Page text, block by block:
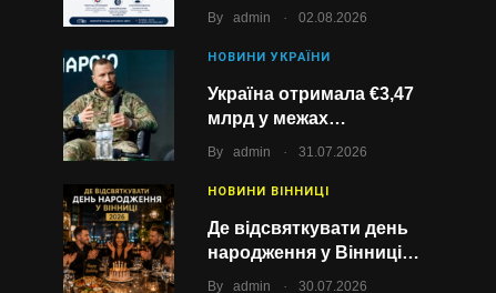
By admin . 02.08.2026
НОВИНИ УКРАЇНИ
Україна отримала €3,47
млрд у межах…
By admin . 31.07.2026
НОВИНИ ВІННИЦІ
Де відсвяткувати день
народження у Вінниці…
By admin . 30.07.2026